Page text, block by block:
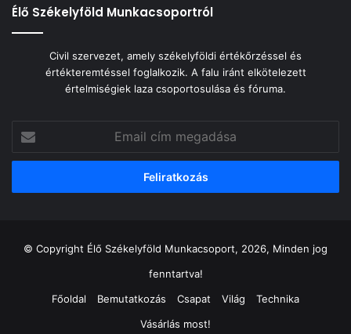
Élő Székelyföld Munkacsoportról
Civil szervezet, amely székelyföldi értékőrzéssel és
értékteremtéssel foglalkozik. A falu iránt elkötelezett
értelmiségiek laza csoportosulása és fóruma.
cím
megadása
© Copyright Élő Székelyföld Munkacsoport, 2026, Minden jog
fenntartva!
Főoldal
Bemutatkozás Csapat Világ
Technika
Vásárlás most!